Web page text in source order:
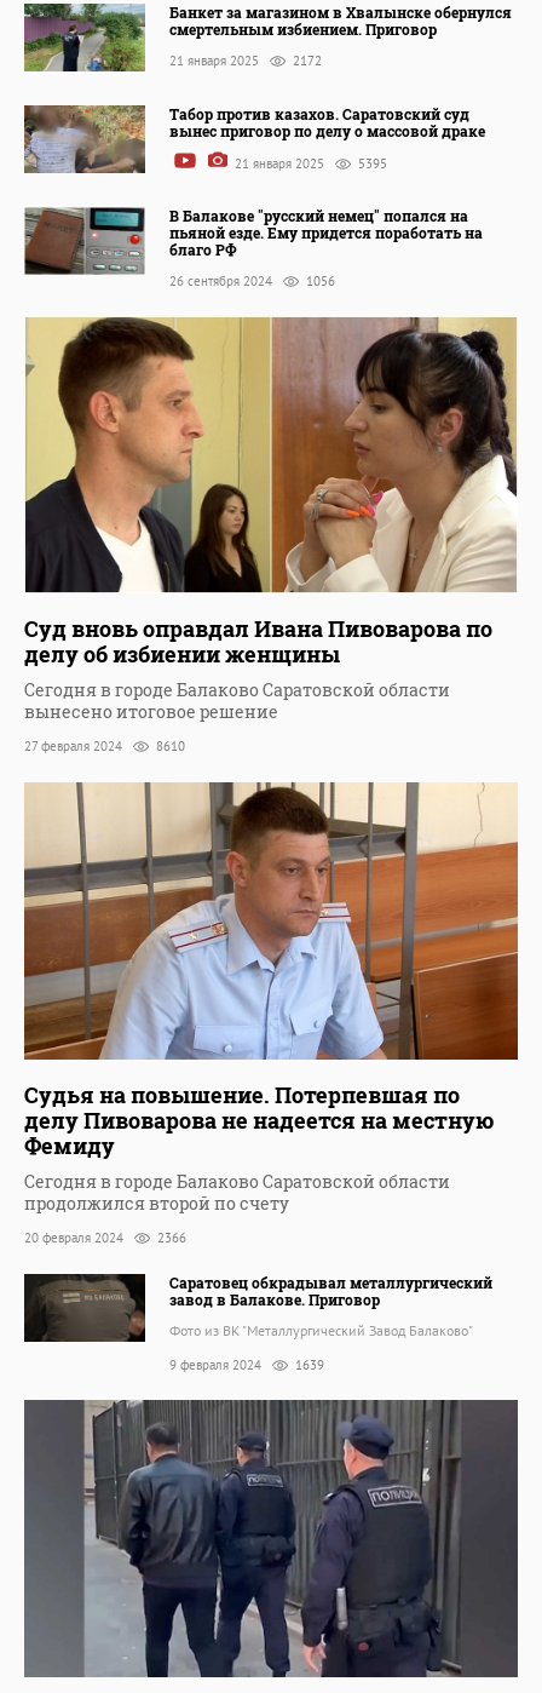
Банкет за магазином в Хвалынске обернулся
смертельным избиением. Приговор
21 января 2025 2172
Табор против казахов. Саратовский суд
вынес приговор по делу о массовой драке
21 января 2025 5395
В Балакове "русский немец" попался на
пьяной езде. Ему придется поработать на
благо РФ
26 сентября 2024 1056
Суд вновь оправдал Ивана Пивоварова по
делу об избиении женщины
Сегодня в городе Балаково Саратовской области
вынесено итоговое решение
27 февраля 2024 8610
Судья на повышение. Потерпевшая по
делу Пивоварова не надеется на местную
Фемиду
Сегодня в городе Балаково Саратовской области
продолжился второй по счету
20 февраля 2024 2366
Саратовец обкрадывал металлургический
завод в Балакове. Приговор
Фото из ВК "Металлургический Завод Балаково"
9 февраля 2024 1639